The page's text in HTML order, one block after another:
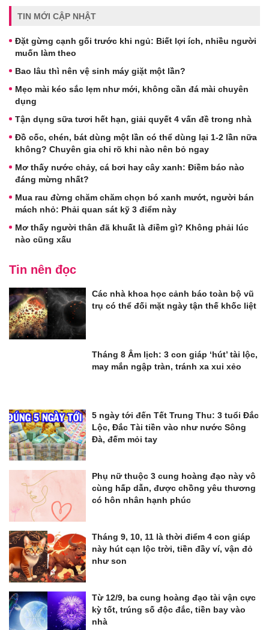
TIN MỚI CẬP NHẬT
Đặt gừng cạnh gối trước khi ngủ: Biết lợi ích, nhiều người
muốn làm theo
Bao lâu thì nên vệ sinh máy giặt một lần?
Mẹo mài kéo sắc lẹm như mới, không cần đá mài chuyên
dụng
Tận dụng sữa tươi hết hạn, giải quyết 4 vấn đề trong nhà
Đồ cốc, chén, bát dùng một lần có thể dùng lại 1-2 lần nữa
không? Chuyên gia chỉ rõ khi nào nên bỏ ngay
Mơ thấy nước chảy, cá bơi hay cây xanh: Điềm báo nào
đáng mừng nhất?
Mua rau đừng chăm chăm chọn bó xanh mướt, người bán
mách nhỏ: Phải quan sát kỹ 3 điểm này
Mơ thấy người thân đã khuất là điềm gì? Không phải lúc
nào cũng xấu
Tin nên đọc
Các nhà khoa học cảnh báo toàn bộ vũ
trụ có thể đối mặt ngày tận thế khốc liệt
Tháng 8 Âm lịch: 3 con giáp ‘hút’ tài lộc,
may mắn ngập tràn, tránh xa xui xẻo
5 ngày tới đến Tết Trung Thu: 3 tuổi Đắc
Lộc, Đắc Tài tiền vào như nước Sông
Đà, đếm mỏi tay
Phụ nữ thuộc 3 cung hoàng đạo này vô
cùng hấp dẫn, được chồng yêu thương
có hôn nhân hạnh phúc
Tháng 9, 10, 11 là thời điểm 4 con giáp
này hút cạn lộc trời, tiền đầy ví, vận đỏ
như son
Từ 12/9, ba cung hoàng đạo tài vận cực
kỳ tốt, trúng số độc đắc, tiền bay vào
nhà